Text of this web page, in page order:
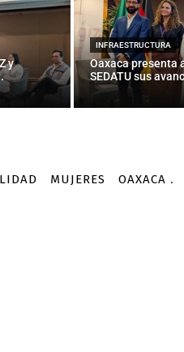
y
INFRAESTRUCTURA
Oaxaca presenta
SEDATU sus
MUJERES OAXACA
Por AGENCIA